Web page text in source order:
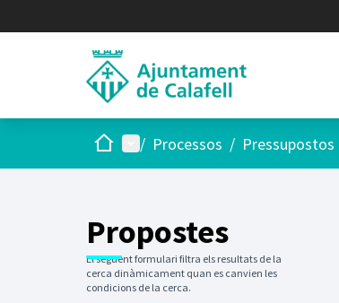
Inici Menú principal
/ Processos /
Propostes
El següent formulari filtra els resultats de la
cerca dinàmicament quan es canvien les
condicions de la cerca.